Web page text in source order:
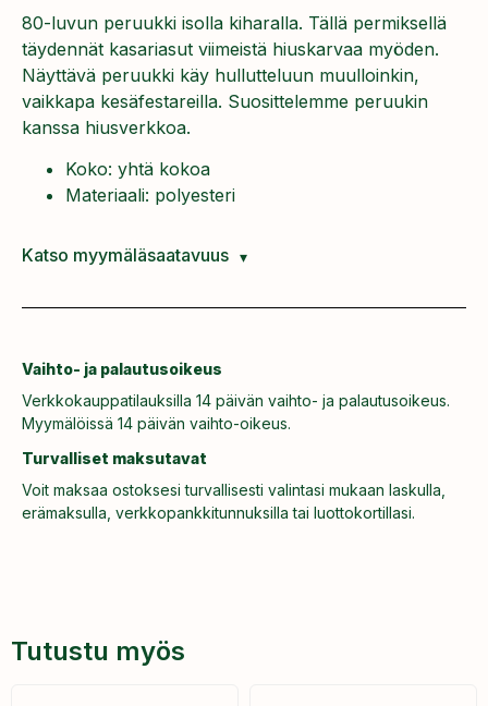
80-luvun peruukki isolla kiharalla. Tällä permiksellä
täydennät kasariasut viimeistä hiuskarvaa myöden.
Näyttävä peruukki käy hullutteluun muulloinkin,
vaikkapa kesäfestareilla. Suosittelemme peruukin
kanssa hiusverkkoa.
Koko: yhtä kokoa
Materiaali: polyesteri
Katso myymäläsaatavuus
Vaihto- ja palautusoikeus
Verkkokauppatilauksilla 14 päivän vaihto- ja palautusoikeus.
Myymälöissä 14 päivän vaihto-oikeus.
Turvalliset maksutavat
Voit maksaa ostoksesi turvallisesti valintasi mukaan laskulla,
erämaksulla, verkkopankkitunnuksilla tai luottokortillasi.
Tutustu myös